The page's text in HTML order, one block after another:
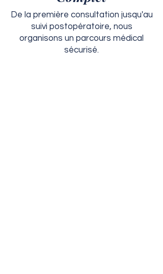
De la première consultation jusqu'au
suivi postopératoire, nous
organisons un parcours médical
sécurisé.